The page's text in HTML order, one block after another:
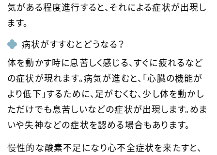
気がある程度進行すると、それによる症状が出現し
ます。
病状がすすむとどうなる？
体を動かす時に息苦しく感じる、すぐに疲れるなど
の症状が現れます。病気が進むと、「心臓の機能が
より低下」するために、足がむくむ、少し体を動かし
ただけでも息苦しいなどの症状が出現します。めま
いや失神などの症状を認める場合もあります。
慢性的な酸素不足になり心不全症状を来たすと、